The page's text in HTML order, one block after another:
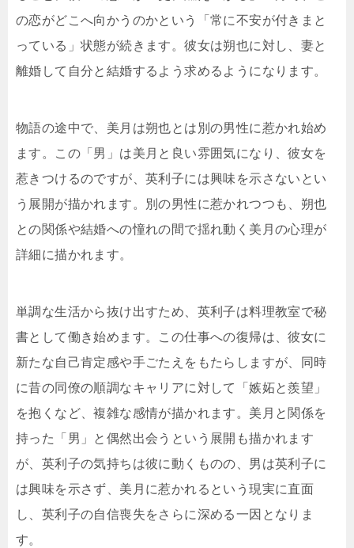
の恋がどこへ向かうのかという「常に不安が付きまと
っている」状態が続きます。彼女は朔也に対し、妻と
離婚して自分と結婚するよう求めるようになります。
物語の途中で、美月は朔也とは別の男性に惹かれ始め
ます。この「男」は美月と良い雰囲気になり、彼女を
惹きつけるのですが、英利子には興味を示さないとい
う展開が描かれます。別の男性に惹かれつつも、朔也
との関係や結婚への憧れの間で揺れ動く美月の心理が
詳細に描かれます。
単調な生活から抜け出すため、英利子は料理教室で秘
書として働き始めます。この仕事への復帰は、彼女に
新たな自己肯定感や手ごたえをもたらしますが、同時
に昔の同僚の順調なキャリアに対して「嫉妬と羨望」
を抱くなど、複雑な感情が描かれます。美月と関係を
持った「男」と偶然出会うという展開も描かれます
が、英利子の気持ちは彼に動くものの、男は英利子に
は興味を示さず、美月に惹かれるという現実に直面
し、英利子の自信喪失をさらに深める一因となりま
す。